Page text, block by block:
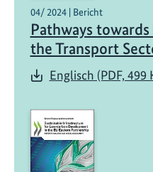
04/ 2024 | Bericht
Pathways
the Transport
Englisch (PDF, 499